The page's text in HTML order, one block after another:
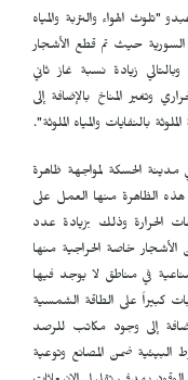
"تلوث الهواء والتربة والمياه
السورية حيث تم قطع الأشجار
زيادة نسبة غاز ثاني
وتغير المناخ بالإضافة إلى
بالنفايات والمياه الملوثة".
مدينة الحسكة لمواجهة ظاهرة
هذه الظاهرة منها العمل على
الحرارة وذلك بزيادة عدد
الأشجار خاصة الحراجية منها
في مناطق لا يوجد فيها
كبيراً على الطاقة الشمسية
إلى وجود مكاتب للرصد
البيئية ضمن المصانع وتوعية